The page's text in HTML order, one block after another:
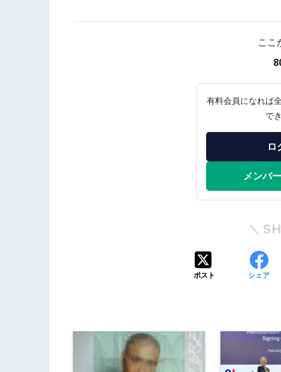
ここ
有料会員になれば
で
ロ
メンバ
ポスト シェア